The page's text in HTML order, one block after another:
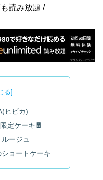
読み放題 /
ヒビカ)
定ケーキ🍫
ージュ
ョートケーキ